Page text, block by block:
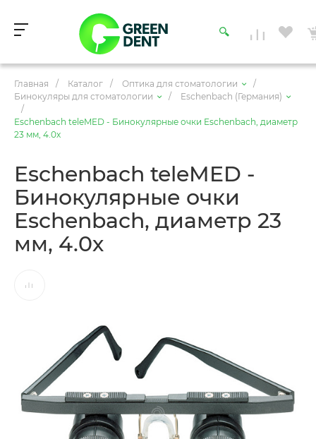
Главная / Каталог / Оптика для стоматологии
/
Бинокуляры для стоматологии
/
Esсhenbach (Германия)
/
Eschenbach teleMED - Бинокулярные очки Eschenbach, диаметр
23 мм, 4.0х
Eschenbach teleMED -
Бинокулярные очки
Eschenbach, диаметр 23
мм, 4.0х